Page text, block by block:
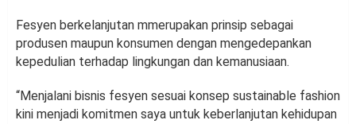
Fesyen berkelanjutan mmerupakan prinsip sebagai
produsen maupun konsumen dengan mengedepankan
kepedulian terhadap lingkungan dan kemanusiaan.
“Menjalani bisnis fesyen sesuai konsep sustainable fashion
kini menjadi komitmen saya untuk keberlanjutan kehidupan